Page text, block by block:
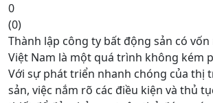
0
(0)
Thành lập công ty bất động sản có
Việt Nam là một quá trình không kém
Với sự phát triển nhanh chóng của thị
sản, việc nắm rõ các điều kiện và thủ